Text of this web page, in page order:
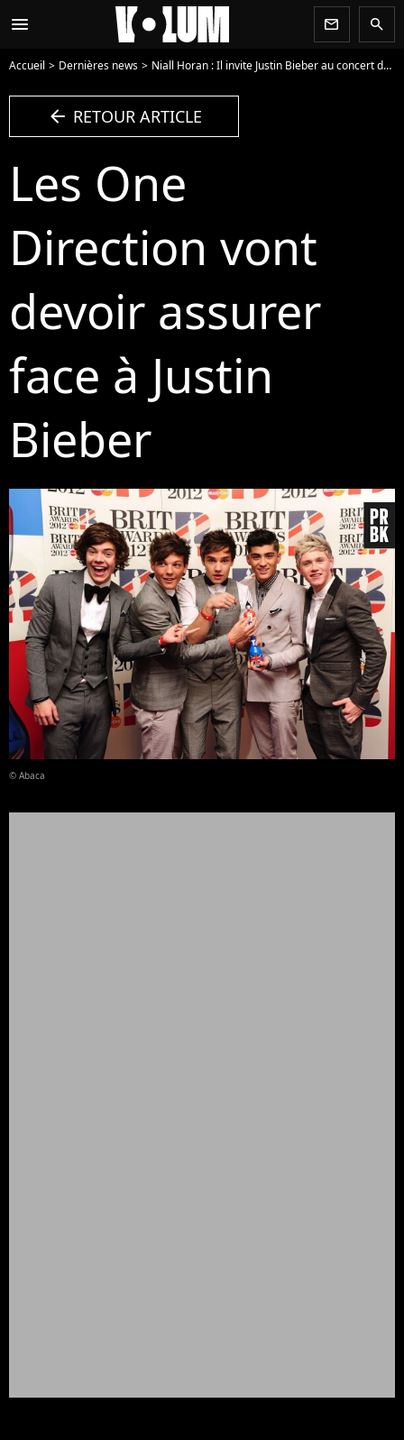
menu newsletter search
Accueil Dernières news Niall Horan : Il invite Justin Bieber au concert des One Direction à New York !
arrow_left RETOUR ARTICLE
Les One
Direction vont
devoir assurer
face à Justin
Bieber
© Abaca